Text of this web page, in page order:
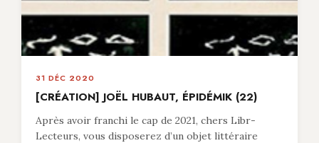
31 DÉC 2020
[CRÉATION] JOËL HUBAUT, ÉPIDÉMIK (22)
Après avoir franchi le cap de 2021, chers Libr-
Lecteurs, vous disposerez d’un objet littéraire